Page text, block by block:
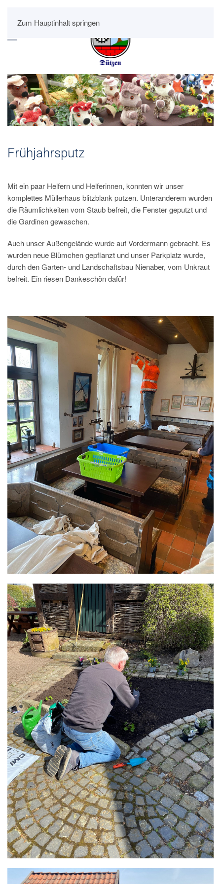
Zum Hauptinhalt springen
Frühjahrsputz
Mit ein paar Helfern und Helferinnen, konnten wir unser
komplettes Müllerhaus blitzblank putzen. Unteranderem wurden
die Räumlichkeiten vom Staub befreit, die Fenster geputzt und
die Gardinen gewaschen.
Auch unser Außengelände wurde auf Vordermann gebracht. Es
wurden neue Blümchen gepflanzt und unser Parkplatz wurde,
durch den Garten- und Landschaftsbau Nienaber, vom Unkraut
befreit. Ein riesen Dankeschön dafür!